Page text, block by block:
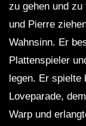
zu gehen und
und Pierre
Wahnsinn. Er
Plattenspieler
legen. Er spielte
Loveparade, dem
Warp und